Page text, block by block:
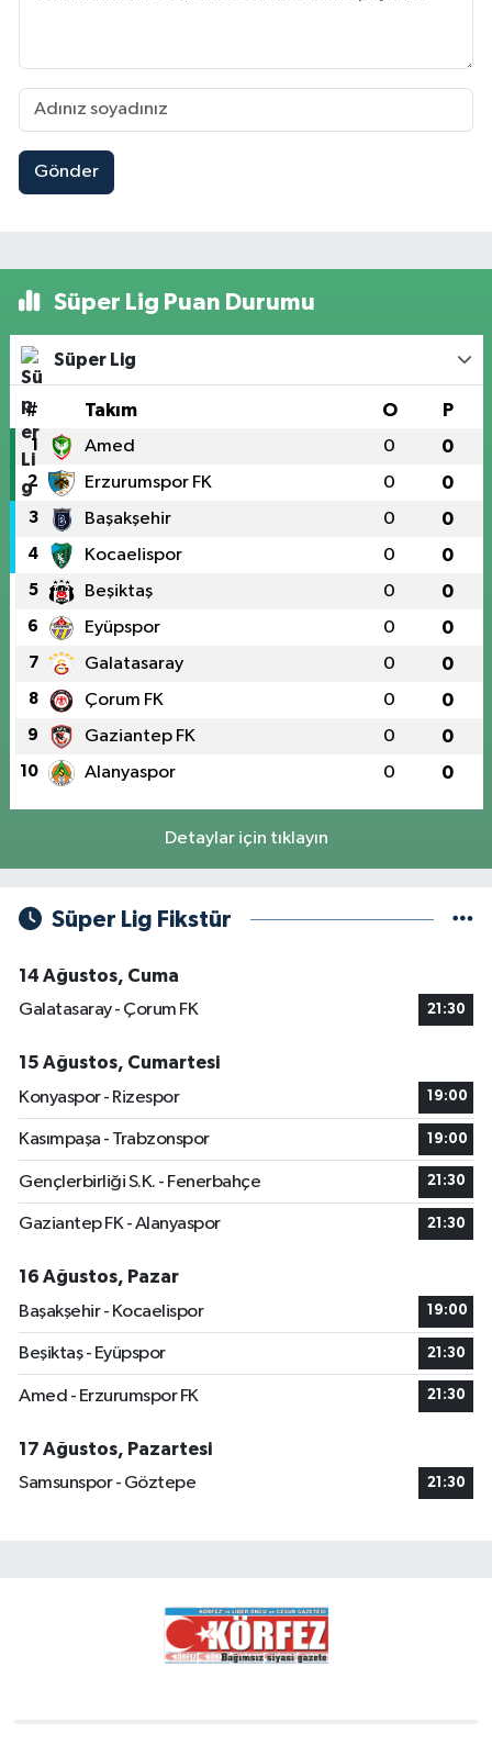
Gönder
Süper Lig Puan Durumu
Süper Lig
# Takım O P
1 Amed 0 0
2 Erzurumspor FK 0 0
3 Başakşehir 0 0
4 Kocaelispor 0 0
5 Beşiktaş 0 0
6 Eyüpspor 0 0
7 Galatasaray 0 0
8 Çorum FK 0 0
9 Gaziantep FK 0 0
10 Alanyaspor 0 0
Detaylar için tıklayın
Süper Lig Fikstür
14 Ağustos, Cuma
Galatasaray - Çorum FK
21:30
15 Ağustos, Cumartesi
Konyaspor - Rizespor
19:00
Kasımpaşa - Trabzonspor 19:00
Gençlerbirliği S.K. - Fenerbahçe 21:30
Gaziantep FK - Alanyaspor 21:30
16 Ağustos, Pazar
Başakşehir - Kocaelispor
19:00
Beşiktaş - Eyüpspor 21:30
Amed - Erzurumspor FK 21:30
17 Ağustos, Pazartesi
Samsunspor - Göztepe
21:30